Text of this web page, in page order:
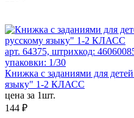
арт. 64375, штрихкод:
упаковки: 1/30
Книжка с заданиями для
языку" 1-2 КЛАСС
цена за 1шт.
144 ₽